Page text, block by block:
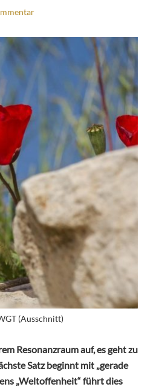
(Ausschnitt)
Resonanzraum auf, es geht zu
Satz beginnt mit „gerade
„Weltoffenheit“ führt dies